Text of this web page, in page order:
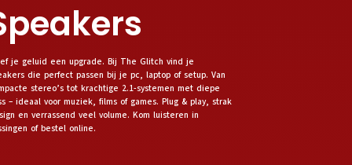
je geluid een upgrade. Bij The Glitch vind je
die perfect passen bij je pc, laptop of setup. Van
stereo’s tot krachtige 2.1-systemen met diepe
– ideaal voor muziek, films of games. Plug & play, strak
en verrassend veel volume. Kom luisteren in
of bestel online.